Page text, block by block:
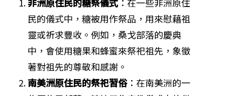
非洲原住民的糖祭儀式：在一些非洲原住
民的儀式中，糖被用作祭品，用來慰藉祖
靈或祈求豐收。例如，桑戈部落的慶典
中，會使用糖果和蜂蜜來祭祀祖先，象徵
著對祖先的尊敬和感謝。
南美洲原住民的祭祀習俗：在南美洲的一